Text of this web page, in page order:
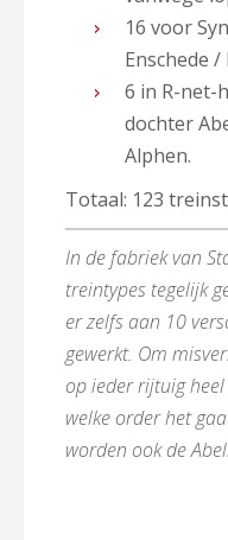
16 voor
Enschede /
6 in R-net-
dochter
Alphen.
Totaal: 123
In de fabriek van
treintypes tegelijk
er zelfs aan 10
gewerkt. Om
op ieder rijtuig
welke order het
worden ook de